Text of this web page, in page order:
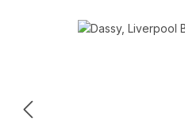
Bildergalerie überspringen